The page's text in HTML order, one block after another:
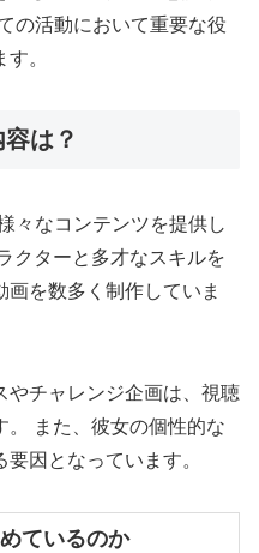
の活動において重要な役
。
は？
々なコンテンツを提供し
クターと多才なスキルを
を数多く制作していま
やチャレンジ企画は、視聴
。 また、彼女の個性的な
因となっています。
ているのか